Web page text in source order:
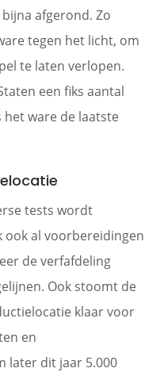
afgerond. Zo
tegen het licht, om
te laten verlopen.
een fiks aantal
ware de laatste
tests wordt
ook al voorbereidingen
de verfafdeling
Ook stoomt de
klaar voor
en
later dit jaar 5.000